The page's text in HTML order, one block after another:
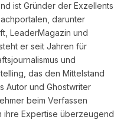
ist Gründer der Exzellents
darunter
LeaderMagazin und
er seit Jahren für
und
das den Mittelstand
Autor und Ghostwriter
beim Verfassen
ihre Expertise überzeugend